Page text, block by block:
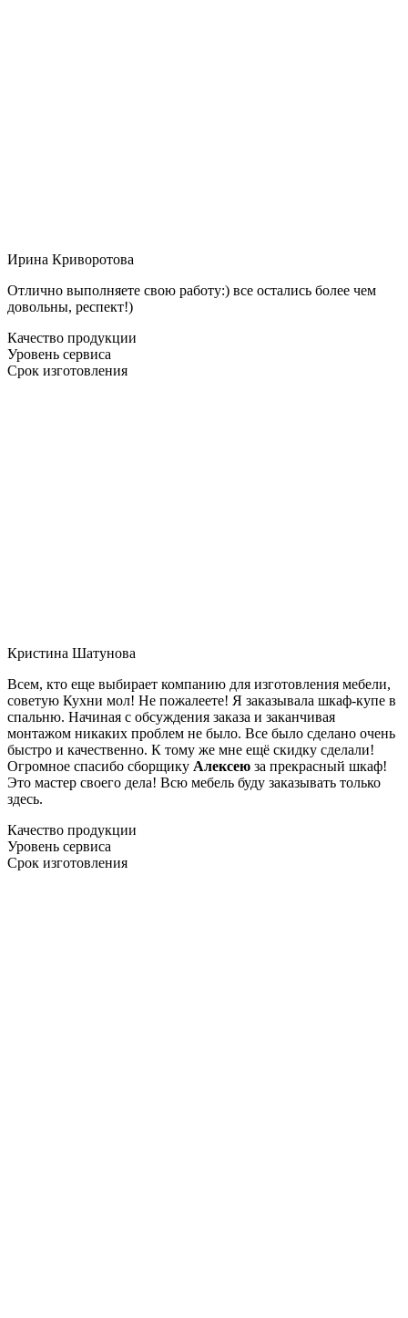
Ирина Криворотова
Отлично выполняете свою работу:) все остались более чем
довольны, респект!)
Качество продукции
Уровень сервиса
Срок изготовления
Кристина Шатунова
Всем, кто еще выбирает компанию для изготовления мебели,
советую Кухни мол! Не пожалеете! Я заказывала шкаф-купе в
спальню. Начиная с обсуждения заказа и заканчивая
монтажом никаких проблем не было. Все было сделано очень
быстро и качественно. К тому же мне ещё скидку сделали!
Огромное спасибо сборщику Алексею за прекрасный шкаф!
Это мастер своего дела! Всю мебель буду заказывать только
здесь.
Качество продукции
Уровень сервиса
Срок изготовления